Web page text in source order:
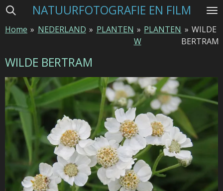
Ga
naar
hoofdinhoud
NATUURFOTOGRAFIE EN FILM
Home » NEDERLAND » PLANTEN » PLANTEN
W
» WILDE
BERTRAM
WILDE BERTRAM